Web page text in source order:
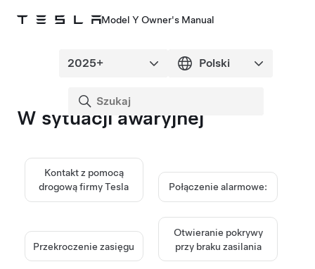
Model Y Owner's Manual
W sytuacji awaryjnej
Kontakt z pomocą
drogową firmy Tesla
Połączenie alarmowe:
Przekroczenie zasięgu
Otwieranie pokrywy
przy braku zasilania